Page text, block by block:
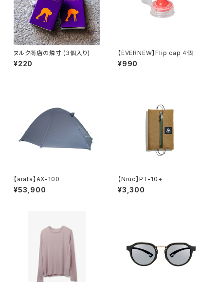
ヌルク商店の燐寸 (3個入り)
¥220
【EVERNEW】Flip cap 4個
¥990
【arata】AX-100
¥53,900
【Nruc】PT-10+
¥3,300